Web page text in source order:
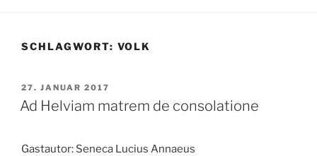
SCHLAGWORT: VOLK
VERÖFFENTLICHT
AM
27. JANUAR 2017
Ad Helviam matrem de consolatione
Gastautor: Seneca Lucius Annaeus